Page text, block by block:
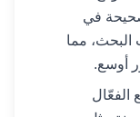
في
البحث، مما
أوسع.
الفعّال